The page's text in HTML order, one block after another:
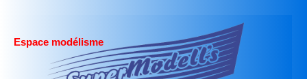
Espace modélisme